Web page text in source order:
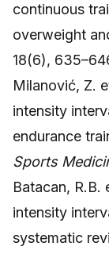
continuous
overweight
18(6),
Milanović, Z.
intensity
endurance
Sports
Batacan, R.B.
intensity
systematic